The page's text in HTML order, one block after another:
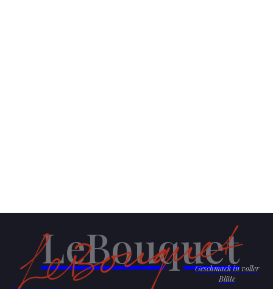
LeBouquet
Geschmack in voller
Blüte